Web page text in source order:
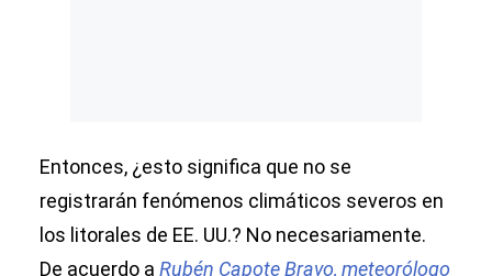
Entonces, ¿esto significa que no se
registrarán fenómenos climáticos severos en
los litorales de EE. UU.? No necesariamente.
De acuerdo a Rubén Capote Bravo, meteorólogo